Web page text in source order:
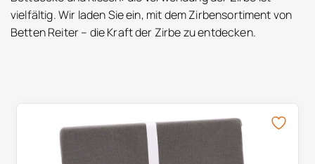
vielfältig. Wir laden Sie ein, mit dem Zirbensortiment von
Betten Reiter – die Kraft der Zirbe zu entdecken.